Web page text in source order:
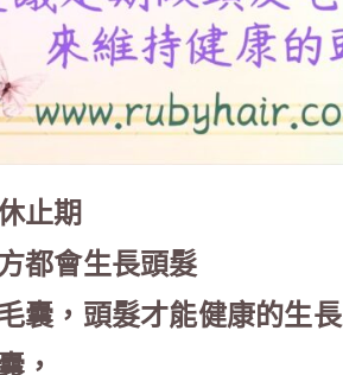
止期
都會生長頭髮
囊，頭髮才能健康的生長
，